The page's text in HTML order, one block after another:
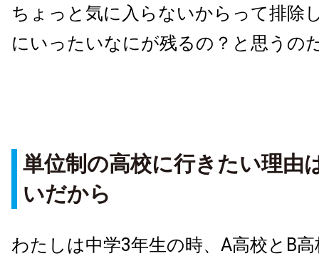
ちょっと気に入らないからって排除
にいったいなにが残るの？と思うの
単位制の高校に行きたい理由
いだから
わたしは中学3年生の時、A高校とB